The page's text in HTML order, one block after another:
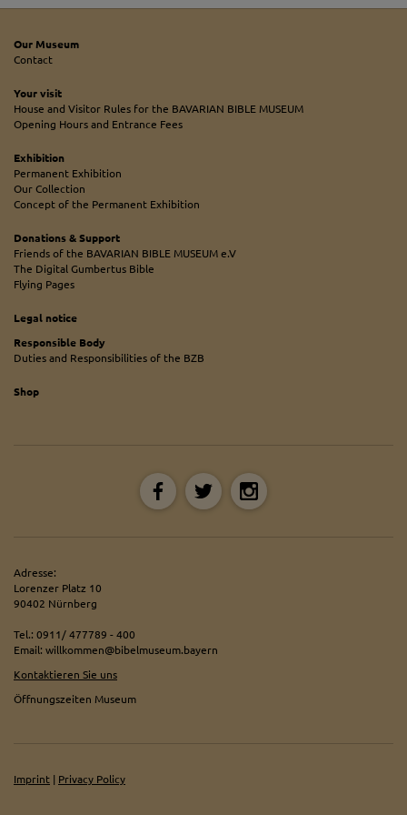
Our Museum
Contact
Your visit
House and Visitor Rules for the BAVARIAN BIBLE MUSEUM
Opening Hours and Entrance Fees
Exhibition
Permanent Exhibition
Our Collection
Concept of the Permanent Exhibition
Donations & Support
Friends of the BAVARIAN BIBLE MUSEUM e.V
The Digital Gumbertus Bible
Flying Pages
Legal notice
Responsible Body
Duties and Responsibilities of the BZB
Shop
Adresse:
Lorenzer Platz 10
90402 Nürnberg
Tel.: 0911/ 477789 - 400
Email: willkommen@bibelmuseum.bayern
Kontaktieren Sie uns
Öffnungszeiten Museum
Imprint Privacy Policy